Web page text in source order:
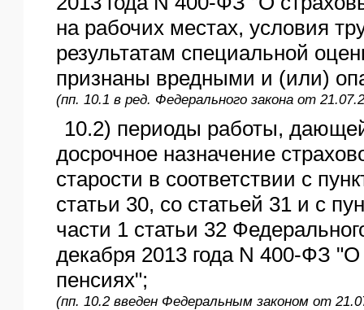
на рабочих местах, условия
результатам специальной
признаны вредными и (или)
(пп. 10.1 в ред. Федерального закона от
10.2) периоды работы,
досрочное назначение
старости в соответствии с
статьи 30, со статьей 31 и с
части 1 статьи 32
декабря 2013 года N 400-ФЗ
пенсиях";
(пп. 10.2 введен Федеральным законом от